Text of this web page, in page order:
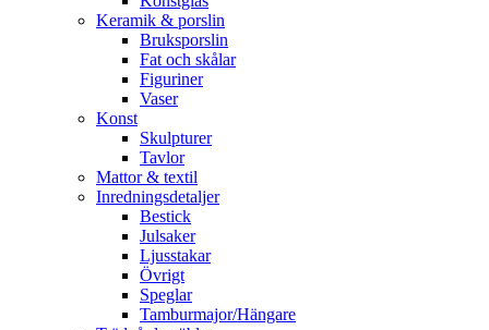
Keramik & porslin
Bruksporslin
Fat och skålar
Figuriner
Vaser
Konst
Skulpturer
Tavlor
Mattor & textil
Inredningsdetaljer
Bestick
Julsaker
Ljusstakar
Övrigt
Speglar
Tamburmajor/Hängare